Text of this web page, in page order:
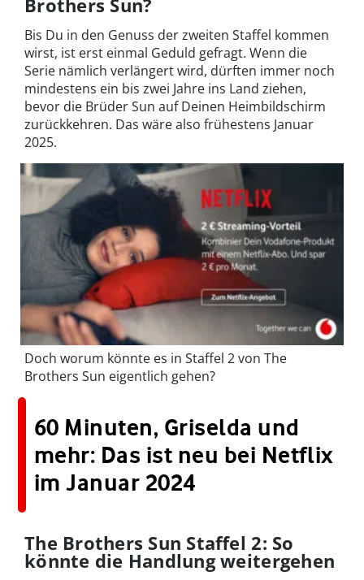
Brothers Sun?
Bis Du in den Genuss der zweiten Staffel kommen
wirst, ist erst einmal Geduld gefragt. Wenn die
Serie nämlich verlängert wird, dürften immer noch
mindestens ein bis zwei Jahre ins Land ziehen,
bevor die Brüder Sun auf Deinen Heimbildschirm
zurückkehren. Das wäre also frühestens Januar
2025.
Doch worum könnte es in Staffel 2 von The
Brothers Sun eigentlich gehen?
60 Minuten, Griselda und
mehr: Das ist neu bei Netflix
im Januar 2024
The Brothers Sun Staffel 2: So
könnte die Handlung weitergehen